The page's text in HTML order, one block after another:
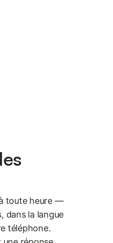
toute heure —
dans la langue
téléphone.